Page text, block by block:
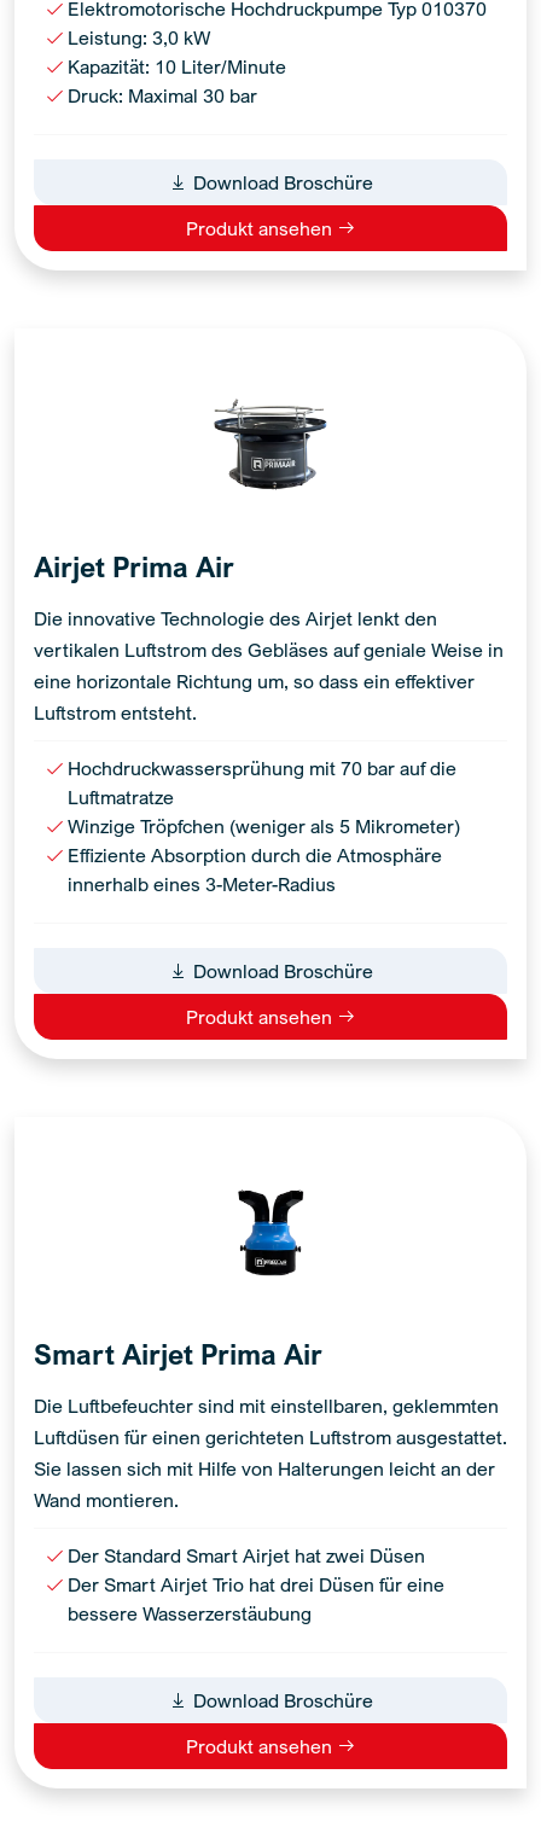
Elektromotorische Hochdruckpumpe Typ 010370
Leistung: 3,0 kW
Kapazität: 10 Liter/Minute
Druck: Maximal 30 bar
Download Broschüre
Produkt ansehen
Airjet Prima Air
Die innovative Technologie des Airjet lenkt den
vertikalen Luftstrom des Gebläses auf geniale Weise in
eine horizontale Richtung um, so dass ein effektiver
Luftstrom entsteht.
Hochdruckwassersprühung mit 70 bar auf die
Luftmatratze
Winzige Tröpfchen (weniger als 5 Mikrometer)
Effiziente Absorption durch die Atmosphäre
innerhalb eines 3-Meter-Radius
Download Broschüre
Produkt ansehen
Smart Airjet Prima Air
Die Luftbefeuchter sind mit einstellbaren, geklemmten
Luftdüsen für einen gerichteten Luftstrom ausgestattet.
Sie lassen sich mit Hilfe von Halterungen leicht an der
Wand montieren.
Der Standard Smart Airjet hat zwei Düsen
Der Smart Airjet Trio hat drei Düsen für eine
bessere Wasserzerstäubung
Download Broschüre
Produkt ansehen